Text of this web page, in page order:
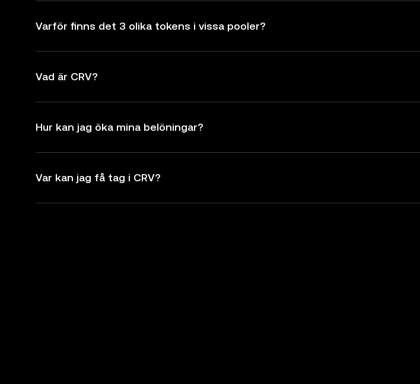
Varför finns det 3 olika tokens i vissa pooler?
Vad är CRV?
Hur kan jag öka mina belöningar?
Var kan jag få tag i CRV?